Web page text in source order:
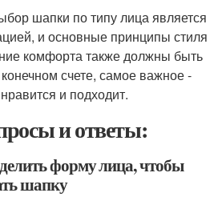
шапки по типу лица является
и основные принципы стиля
комфорта также должны быть
счете, самое важное -
и подходит.
и ответы:
форму лица, чтобы
шапку